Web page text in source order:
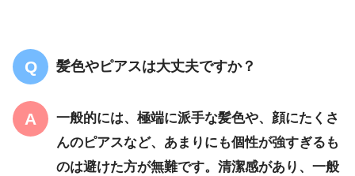
髪色やピアスは大丈夫ですか？
一般的には、 極端に派手な髪色や、顔にたくさ
んのピアスなど、あまりにも個性が強すぎるも
のは避けた方が無難です。清潔感があり、一般